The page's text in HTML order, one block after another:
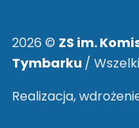
2026 © ZS im.
Tymbarku /
Realizacja,